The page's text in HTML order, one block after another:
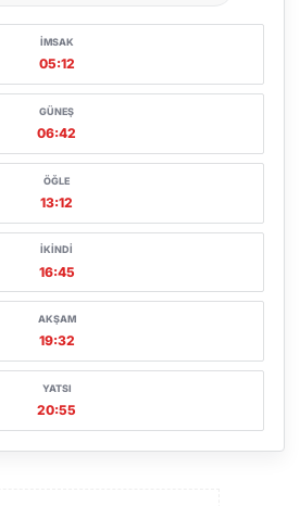
İMSAK
05:12
GÜNEŞ
06:42
ÖĞLE
13:12
İKINDI
16:45
AKŞAM
19:32
YATSI
20:55